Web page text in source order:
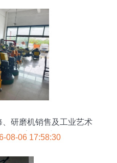
研磨机销售及工业艺术
决方案提供商
08-06 17:58:30